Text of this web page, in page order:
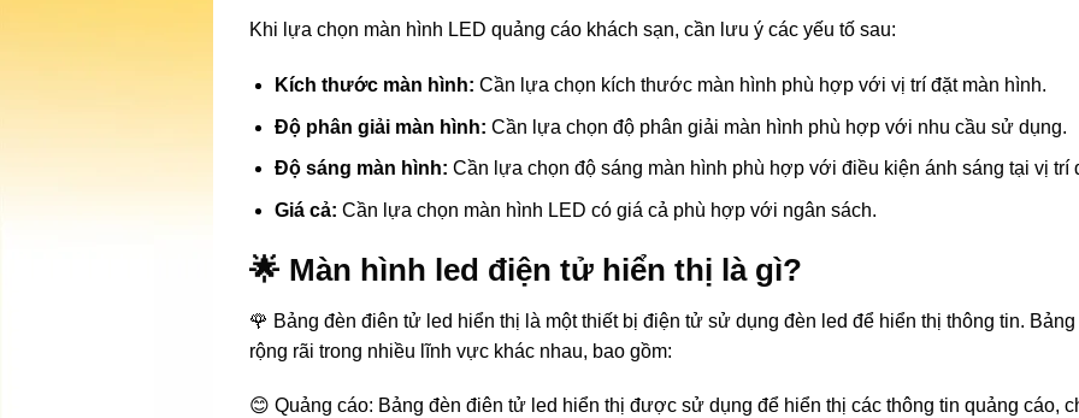
Khi lựa chọn màn hình LED quảng cáo khách sạn, cần lưu ý các yếu tố sau:
Kích thước màn hình: Cần lựa chọn kích thước màn hình phù hợp với vị trí đặt màn hình.
Độ phân giải màn hình: Cần lựa chọn độ phân giải màn hình phù hợp với nhu cầu sử dụng.
Độ sáng màn hình: Cần lựa chọn độ sáng màn hình phù hợp với điều kiện ánh sáng tại vị trí
Giá cả: Cần lựa chọn màn hình LED có giá cả phù hợp với ngân sách.
🌟 Màn hình led điện tử hiển thị là gì?
🌹 Bảng đèn điên tử led hiển thị là một thiết bị điện tử sử dụng đèn led để hiển thị thông tin.
rộng rãi trong nhiều lĩnh vực khác nhau, bao gồm:
😊 Quảng cáo: Bảng đèn điên tử led hiển thị được sử dụng để hiển thị các thông tin quảng cáo,